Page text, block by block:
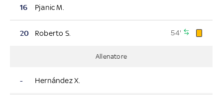
16 Pjanic M.
20 Roberto S. 54'
Allenatore
- Hernández X.